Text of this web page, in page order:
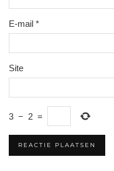
E-mail *
Site
3 − 2 =